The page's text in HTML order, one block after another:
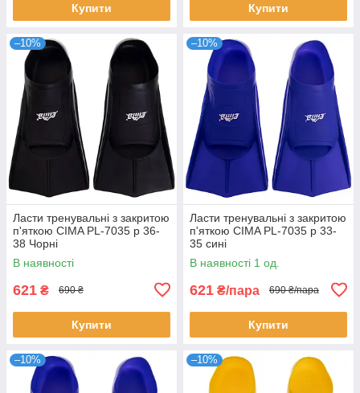
Купити Купити
–10%
Ласти тренувальні з закритою
п'яткою CIMA PL-7035 р 36-
38 Чорні
В наявності
621 ₴ 690 ₴
Купити
–10%
Ласти тренувальні з закритою
п'яткою CIMA PL-7035 р 33-
35 сині
В наявності 1 од.
621 ₴/пара 690 ₴/пара
Купити
–10% –10%